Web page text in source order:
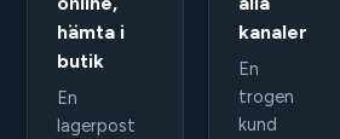
hämta i
butik
En
lagerpost
kanaler
En
trogen
kund